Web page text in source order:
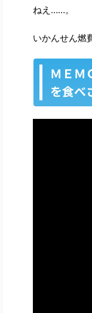
ねえ……。
いかんせん燃
ＭＥＭ
を食べ